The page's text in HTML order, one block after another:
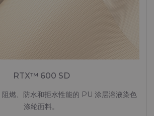
RTX™ 600 SD
燃、防水和拒水性能的 PU 涂层溶液染色
涤纶面料。